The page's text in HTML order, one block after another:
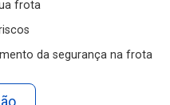
frota
da segurança na frota